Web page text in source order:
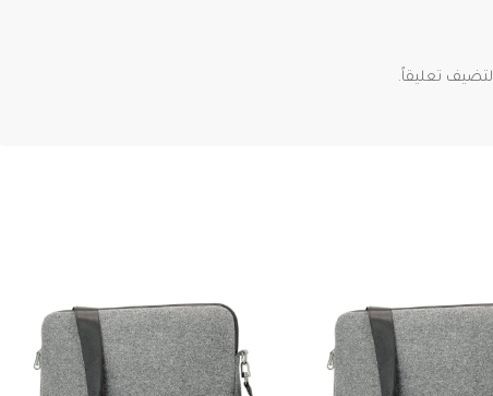
لتضيف تعليقاً.